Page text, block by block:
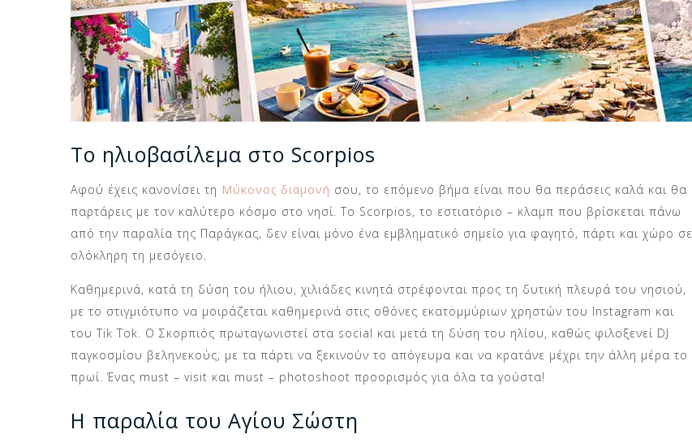
Το ηλιοβασίλεμα στο Scorpios
Αφού έχεις κανονίσει τη Μύκονος διαμονή σου, το επόμενο βήμα είναι που θα περάσεις καλά και θα
παρτάρεις με τον καλύτερο κόσμο στο νησί. Το Scorpios, το εστιατόριο – κλαμπ που βρίσκεται πάνω
από την παραλία της Παράγκας, δεν είναι μόνο ένα εμβληματικό σημείο για φαγητό, πάρτι και χώρο σε
ολόκληρη τη μεσόγειο.
Καθημερινά, κατά τη δύση του ήλιου, χιλιάδες κινητά στρέφονται προς τη δυτική πλευρά του νησιού,
με το στιγμιότυπο να μοιράζεται καθημερινά στις οθόνες εκατομμύριων χρηστών του Instagram και
του Tik Tok. Ο Σκορπιός πρωταγωνιστεί στα social και μετά τη δύση του ηλίου, καθώς φιλοξενεί DJ
παγκοσμίου βεληνεκούς, με τα πάρτι να ξεκινούν το απόγευμα και να κρατάνε μέχρι την άλλη μέρα το
πρωί. Ένας must – visit και must – photoshoot προορισμός για όλα τα γούστα!
Η παραλία του Αγίου Σώστη